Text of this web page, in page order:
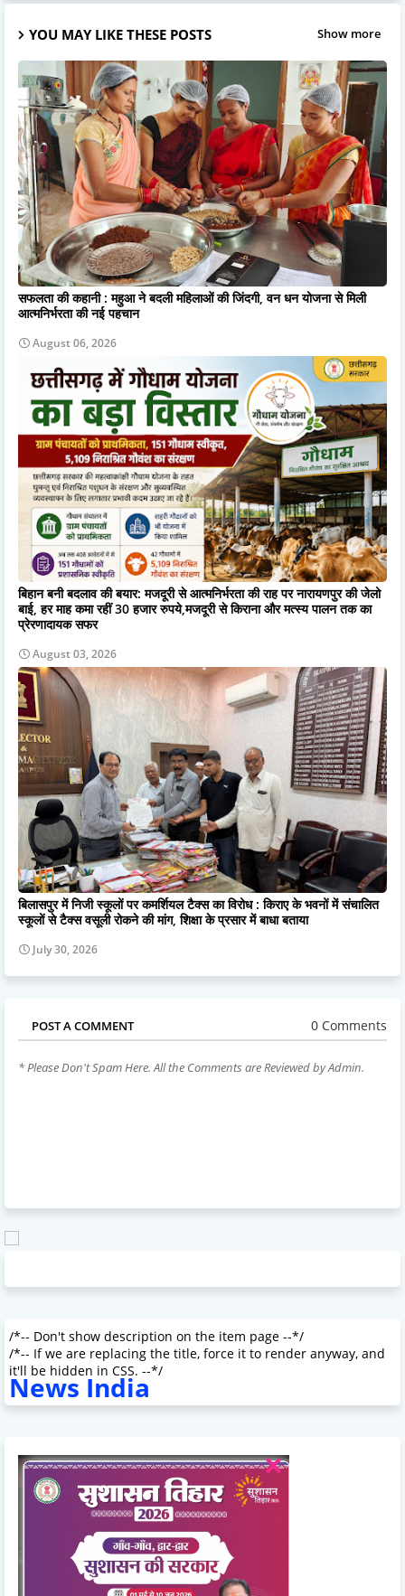
YOU MAY LIKE THESE POSTS Show more
सफलता की कहानी : महुआ ने बदली महिलाओं की जिंदगी, वन धन योजना से मिली
आत्मनिर्भरता की नई पहचान
August 06, 2026
बिहान बनी बदलाव की बयार: मजदूरी से आत्मनिर्भरता की राह पर नारायणपुर की जेलो
बाई, हर माह कमा रहीं 30 हजार रुपये,मजदूरी से किराना और मत्स्य पालन तक का
प्रेरणादायक सफर
August 03, 2026
बिलासपुर में निजी स्कूलों पर कमर्शियल टैक्स का विरोध : किराए के भवनों में संचालित
स्कूलों से टैक्स वसूली रोकने की मांग, शिक्षा के प्रसार में बाधा बताया
July 30, 2026
POST A COMMENT 0 Comments
* Please Don't Spam Here. All the Comments are Reviewed by Admin.
/*-- Don't show description on the item page --*/
/*-- If we are replacing the title, force it to render anyway, and
it'll be hidden in CSS. --*/
News India